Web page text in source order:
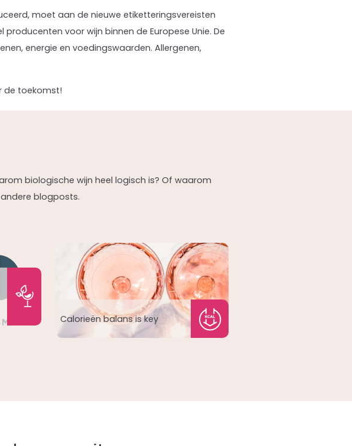
moet aan de nieuwe etiketteringsvereisten
voor wijn binnen de Europese Unie. De
energie en voedingswaarden. Allergenen,
de toekomst!
biologische wijn heel logisch is? Of waarom
blogposts.
Calorieën balans is key